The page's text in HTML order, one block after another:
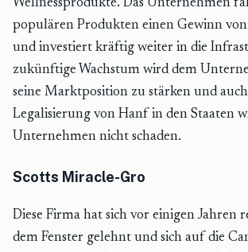
Wellnessprodukte. Das Unternehmen
populären Produkten einen Gewinn
und investiert kräftig weiter in die
zukünftige Wachstum wird dem
seine Marktposition zu stärken und
Legalisierung von Hanf in den Staaten
Unternehmen nicht schaden.
Scotts Miracle-Gro
Diese Firma hat sich vor einigen Jahren
dem Fenster gelehnt und sich auf die